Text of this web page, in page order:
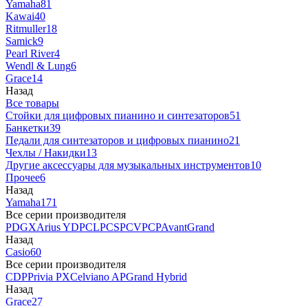
Yamaha81
Kawai40
Ritmuller18
Samick9
Pearl River4
Wendl & Lung6
Grace14
Назад
Все товары
Стойки для цифровых пианино и синтезаторов51
Банкетки39
Педали для синтезаторов и цифровых пианино21
Чехлы / Накидки13
Другие аксессуары для музыкальных инструментов10
Прочее6
Назад
Yamaha171
Все серии производителя
PDGXArius YDPCLPCSPCVPCPAvantGrand
Назад
Casio60
Все серии производителя
CDPPrivia PXCelviano APGrand Hybrid
Назад
Grace27